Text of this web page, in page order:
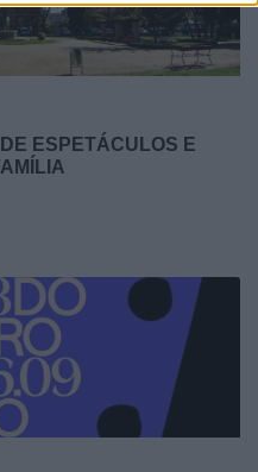
ESPETÁCULOS E